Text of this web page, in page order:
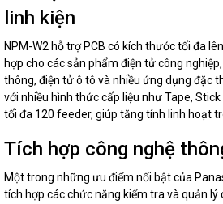
linh kiện
NPM-W2 hỗ trợ PCB có kích thước tối đa
hợp cho các sản phẩm điện tử công
thông, điện tử ô tô và nhiều ứng dụng đặc
với nhiều hình thức cấp liệu như Tape,
tối đa 120 feeder, giúp tăng tính linh hoạt
Tích hợp công nghệ
Một trong những ưu điểm nổi bật của
tích hợp các chức năng kiểm tra và quản